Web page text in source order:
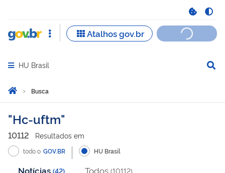
Abrir menu principal de navegação
HU Brasil
Você está aqui:
Página Inicial
Busca
Busca
Hc-uftm
10112 Resultados em
todo o GOV.BR HU Brasil
Notícias (42) Todos (10112)